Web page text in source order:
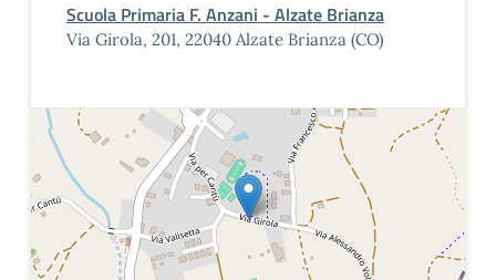
Scuola Primaria F. Anzani - Alzate Brianza
Via Girola, 201, 22040 Alzate Brianza (CO)